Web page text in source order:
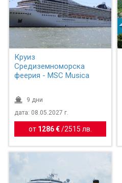
Круиз
Средиземноморска
феерия - MSC Musica
9 дни
дата: 08.05.2027 г.
от 1286 € /2515 лв.